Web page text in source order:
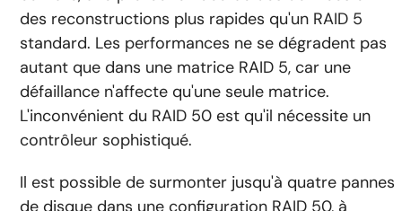
des reconstructions plus rapides qu'un RAID 5
standard. Les performances ne se dégradent pas
autant que dans une matrice RAID 5, car une
défaillance n'affecte qu'une seule matrice.
L'inconvénient du RAID 50 est qu'il nécessite un
contrôleur sophistiqué.
Il est possible de surmonter jusqu'à quatre pannes
de disque dans une configuration RAID 50, à